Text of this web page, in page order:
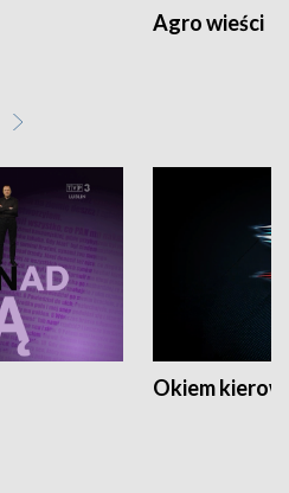
Agro wieści
Okiem